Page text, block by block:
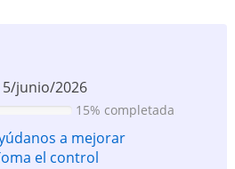
junio/2026
15% completada
a mejorar
el control